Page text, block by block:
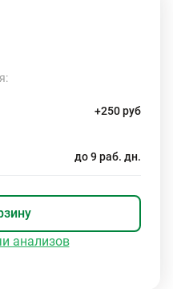
+250 руб
до 9 раб. дн.
анализов